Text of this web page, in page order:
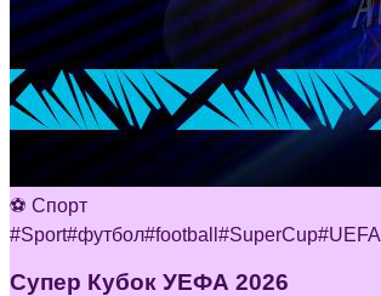
⚽ Спорт
#Sport#футбол#football #SuperCup#UEFA
Супер Кубок УЕФА 2026